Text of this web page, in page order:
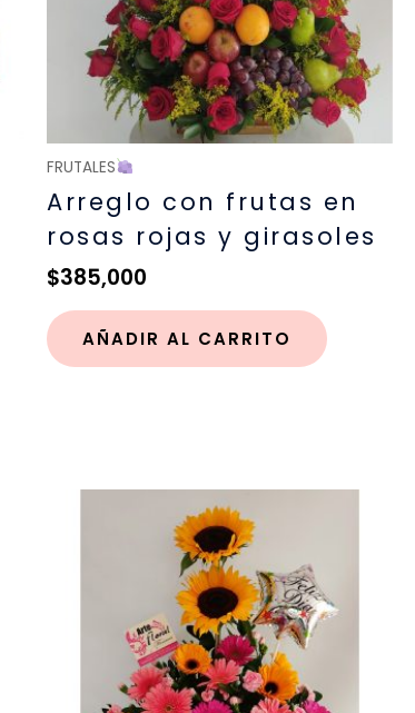
FRUTALES
Arreglo con frutas en
rosas rojas y girasoles
$385,000
AÑADIR AL CARRITO